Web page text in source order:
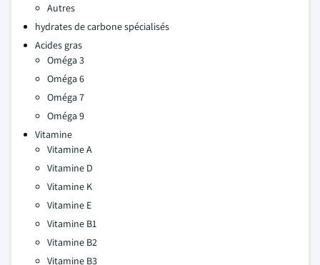
Autres
hydrates de carbone spécialisés
Acides gras
Oméga 3
Oméga 6
Oméga 7
Oméga 9
Vitamine
Vitamine A
Vitamine D
Vitamine K
Vitamine E
Vitamine B1
Vitamine B2
Vitamine B3